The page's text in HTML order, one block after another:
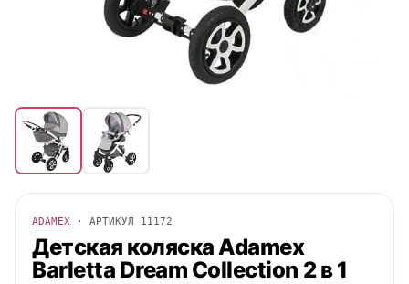
ADAMEX · АРТИКУЛ 11172
Детская коляскаAdamex
Barletta Dream Collection 2 в 1